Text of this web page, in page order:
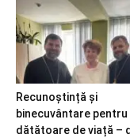
Recunoștință și
binecuvântare pentru
dătătoare de viață –